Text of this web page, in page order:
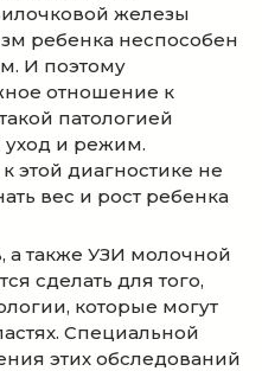
железы
ребенка неспособен
И поэтому
отношение к
патологией
и режим.
этой диагностике не
вес и рост ребенка
а также УЗИ молочной
сделать для того,
которые могут
Специальной
этих обследований